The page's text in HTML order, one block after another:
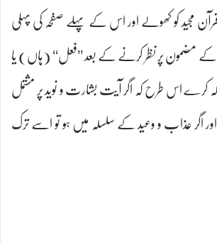
مجید کو کھولے اور اس کے پہلے صفحہ کی پہلی
مضمون پر نظر کرنے کے بعد ’’فعل‘‘ (ہاں) یا
کرے اس طرح کہ اگر آیت بشارت و نوید پر مشتمل
اگر عذاب و وعید کے سلسلہ میں ہو تو اسے ترک